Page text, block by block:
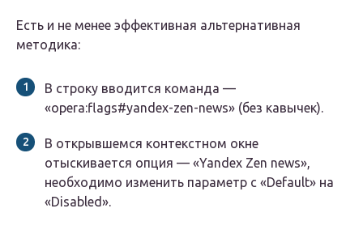
Есть и не менее эффективная альтернативная
методика:
В строку вводится команда —
«opera:flags#yandex-zen-news» (без кавычек).
В открывшемся контекстном окне
отыскивается опция — «Yandex Zen news»,
необходимо изменить параметр с «Default» на
«Disabled».